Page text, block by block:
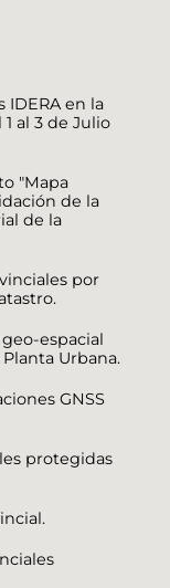
IDERA en la
al 3 de Julio
"Mapa
de la
de la
por
espacial
Urbana.
GNSS
protegidas